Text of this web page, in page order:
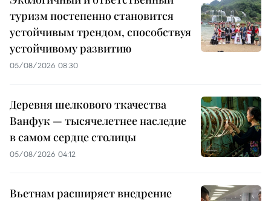
туризм постепенно становится
устойчивым трендом, способствуя
устойчивому развитию
05/08/2026 08:30
Деревня шелкового ткачества
Ванфук — тысячелетнее наследие
в самом сердце столицы
05/08/2026 04:12
Вьетнам расширяет внедрение